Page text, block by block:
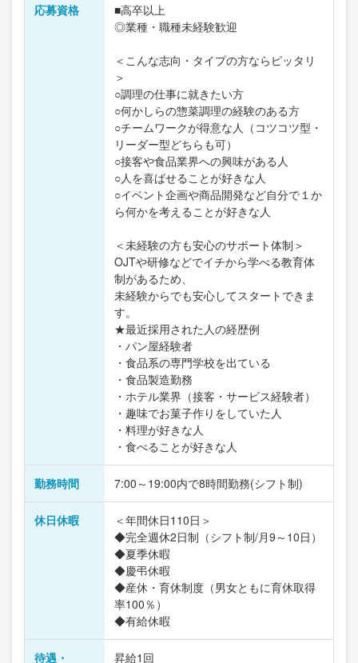
応募資格
■高卒以上
◎業種・職種未経験歓迎
＜こんな志向・タイプの方ならピッタリ
＞
○調理の仕事に就きたい方
○何かしらの惣菜調理の経験のある方
○チームワークが得意な人（コツコツ型・
リーダー型どちらも可）
○接客や食品業界への興味がある人
○人を喜ばせることが好きな人
○イベント企画や商品開発など自分で１か
ら何かを考えることが好きな人
＜未経験の方も安心のサポート体制＞
OJTや研修などでイチから学べる教育体
制があるため、
未経験からでも安心してスタートできま
す。
★最近採用された人の経歴例
・パン屋経験者
・食品系の専門学校を出ている
・食品製造勤務
・ホテル業界（接客・サービス経験者）
・趣味でお菓子作りをしていた人
・料理が好きな人
・食べることが好きな人
勤務時間 7:00～19:00内で8時間勤務(シフト制)
休日休暇
＜年間休日110日＞
◆完全週休2日制（シフト制/月9～10日）
◆夏季休暇
◆慶弔休暇
◆産休・育休制度（男女ともに育休取得
率100％）
◆有給休暇
待遇・ 昇給1回